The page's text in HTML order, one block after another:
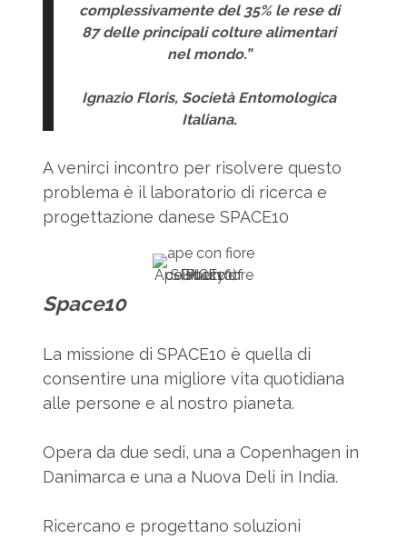
complessivamente del 35% le rese di
87 delle principali colture alimentari
nel mondo.”
Ignazio Floris, Società Entomologica
Italiana.
A venirci incontro per risolvere questo
problema è il laboratorio di ricerca e
progettazione danese SPACE10
Ape su un fiore (Photo courtesy of SPACE10)
Space10
La missione di SPACE10 è quella di
consentire una migliore vita quotidiana
alle persone e al nostro pianeta.
Opera da due sedi, una a Copenhagen in
Danimarca e una a Nuova Deli in India.
Ricercano e progettano soluzioni